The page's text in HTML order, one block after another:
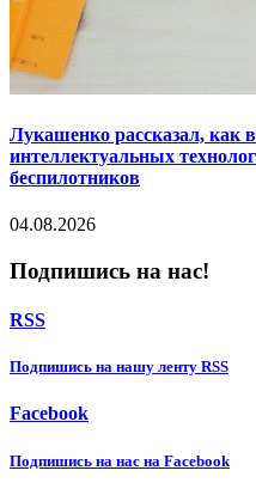
Лукашенко рассказал, как
интеллектуальных
беспилотников
04.08.2026
Подпишись на нас!
RSS
Подпишиcь на нашу ленту RSS
Facebook
Подпишиcь на нас на Facebook